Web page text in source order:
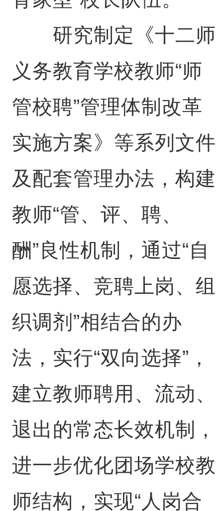
研究制定《十二师
义务教育学校教师“师
管校聘”管理体制改革
实施方案》等系列文件
及配套管理办法，构建
教师“管、评、聘、
酬”良性机制，通过“自
愿选择、竞聘上岗、组
织调剂”相结合的办
法，实行“双向选择”，
建立教师聘用、流动、
退出的常态长效机制，
进一步优化团场学校教
师结构，实现“人岗合